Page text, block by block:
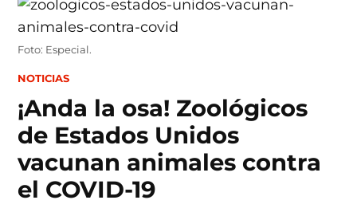
content
Foto: Especial.
POSTED
NOTICIAS
¡Anda la osa! Zoológicos
de Estados Unidos
vacunan animales contra
el COVID-19